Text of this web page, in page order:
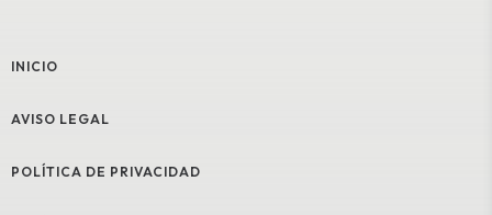
INICIO
AVISO LEGAL
POLÍTICA DE PRIVACIDAD